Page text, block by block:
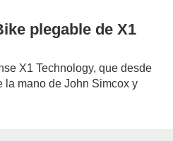
plegable de X1
X1 Technology, que desde
la mano de John Simcox y